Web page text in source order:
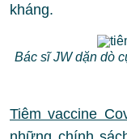
kháng.
Bác sĩ JW dặn dò
Tiêm vaccine